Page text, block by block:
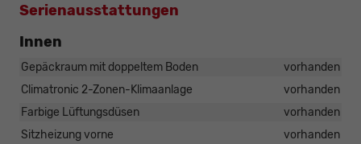
Serienausstattungen
Innen
Gepäckraum mit doppeltem Boden
vorhanden
Climatronic 2-Zonen-Klimaanlage
vorhanden
Farbige Lüftungsdüsen
vorhanden
Sitzheizung vorne
vorhanden